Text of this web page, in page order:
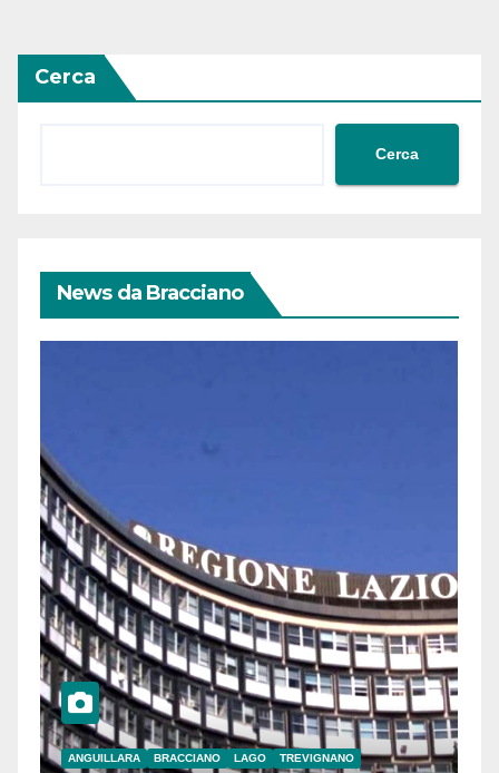
Cerca
Cerca
News da Bracciano
ANGUILLARA BRACCIANO LAGO TREVIGNANO